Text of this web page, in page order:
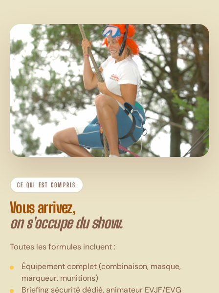
CE QUI EST COMPRIS
Vous arrivez,
on s'occupe du show.
Toutes les formules incluent :
Équipement complet (combinaison, masque,
marqueur, munitions)
Briefing sécurité dédié, animateur EVJF/EVG